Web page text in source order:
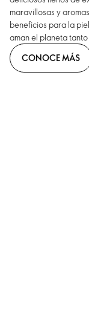
maravillosas y
beneficios para la
aman el planeta
CONOCE MÁS